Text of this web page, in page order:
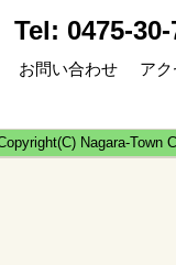
Tel: 0475-
お問い合わせ ア
Nagara-Town